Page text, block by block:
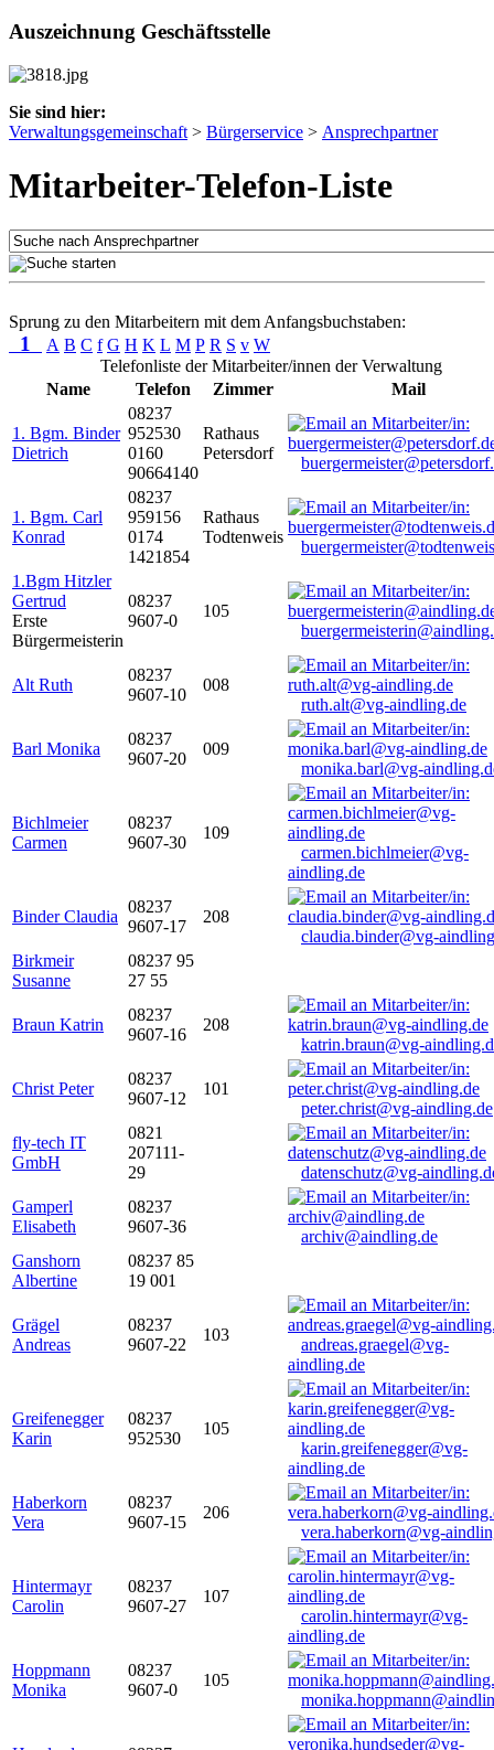
Auszeichnung Geschäftsstelle
Sie sind hier:
Verwaltungsgemeinschaft > Bürgerservice > Ansprechpartner
Mitarbeiter-Telefon-Liste
Sprung zu den Mitarbeitern mit dem Anfangsbuchstaben:
1 A B C f G H K L M P R S v W
Telefonliste der Mitarbeiter/innen der Verwaltung
Name
Telefon Zimmer Mail
1. Bgm. Binder
Dietrich
08237
952530
0160
90664140
Rathaus
Petersdorf
1. Bgm. Carl
Konrad
08237
959156
0174
1421854
Rathaus
Todtenweis
1.Bgm Hitzler
Gertrud
Erste
Bürgermeisterin
08237
9607-0
105
Alt Ruth
08237
9607-10
008
ruth.alt@vg-aindling.de
Barl Monika
08237
9607-20
009
monika.barl@vg-
Bichlmeier
Carmen
08237
9607-30
109
carmen.bichlmeier@vg-
aindling.de
Binder Claudia
08237
9607-17
208
claudia.binder@vg-
Birkmeir
Susanne
08237 95
27 55
Braun Katrin
08237
9607-16
208
katrin.braun@vg-
Christ Peter
08237
9607-12
101
peter.christ@vg-aindling.de
fly-tech IT
GmbH
0821
207111-
29
datenschutz@vg-
Gamperl
Elisabeth
08237
9607-36
archiv@aindling.de
Ganshorn
Albertine
08237 85
19 001
Grägel
Andreas
08237
9607-22
103
andreas.graegel@vg-
aindling.de
Greifenegger
Karin
08237
952530
105
karin.greifenegger@vg-
aindling.de
Haberkorn
Vera
08237
9607-15
206
vera.haberkorn@vg-
Hintermayr
Carolin
08237
9607-27
107
carolin.hintermayr@vg-
aindling.de
Hoppmann
Monika
08237
9607-0
105